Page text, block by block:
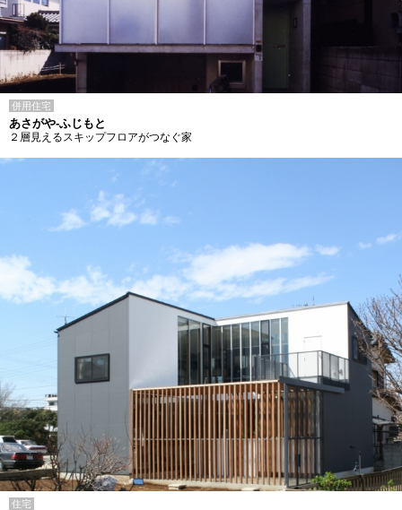
併用住宅
あさがや-ふじもと
２層見えるスキップフロアがつなぐ家
住宅